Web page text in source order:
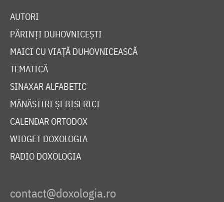
AUTORI
PĂRINȚI DUHOVNICEȘTI
MAICI CU VIAȚĂ DUHOVNICEASCĂ
TEMATICĂ
SINAXAR ALFABETIC
MĂNĂSTIRI ȘI BISERICI
CALENDAR ORTODOX
WIDGET DOXOLOGIA
RADIO DOXOLOGIA